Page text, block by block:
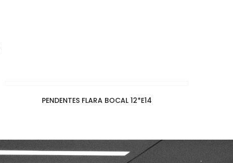
PENDENTES FLARA BOCAL 12*E14